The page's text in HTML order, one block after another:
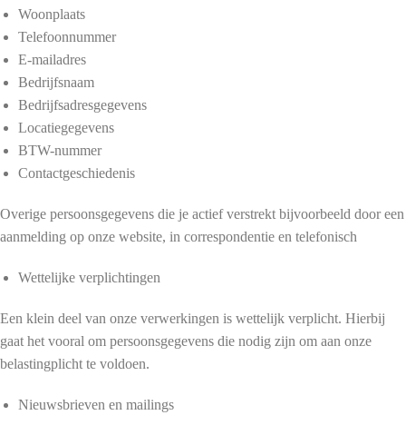
Woonplaats
Telefoonnummer
E-mailadres
Bedrijfsnaam
Bedrijfsadresgegevens
Locatiegegevens
BTW-nummer
Contactgeschiedenis
Overige persoonsgegevens die je actief verstrekt bijvoorbeeld door een
aanmelding op onze website, in correspondentie en telefonisch
Wettelijke verplichtingen
Een klein deel van onze verwerkingen is wettelijk verplicht. Hierbij
gaat het vooral om persoonsgegevens die nodig zijn om aan onze
belastingplicht te voldoen.
Nieuwsbrieven en mailings